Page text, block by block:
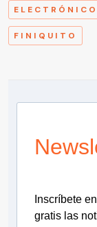
ELECTRÓNICO
FINIQUITO
Inscríbete
gratis las